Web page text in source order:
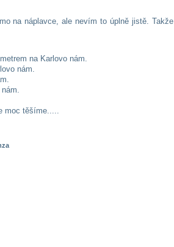
na náplavce, ale nevím to úplně jistě. Takže
na Karlovo nám.
nám.
moc těšíme.....